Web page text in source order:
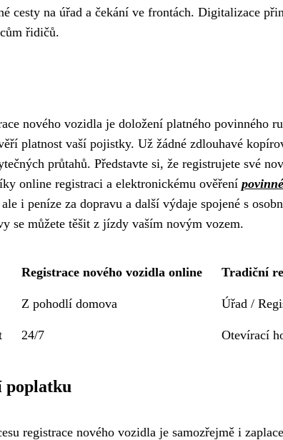
cesty na úřad a čekání ve frontách. Digitalizace
řidičů.
nového vozidla je doložení platného povinného
platnost vaší pojistky. Už žádné zdlouhavé
průtahů. Představte si, že registrujete své
online registraci a elektronickému ověření
i peníze za dopravu a další výdaje spojené s
se můžete těšit z jízdy vaším novým vozem.
Registrace nového vozidla online Tradiční
Z pohodlí domova Úřad /
24/7 Otevírací
poplatku
registrace nového vozidla je samozřejmě i